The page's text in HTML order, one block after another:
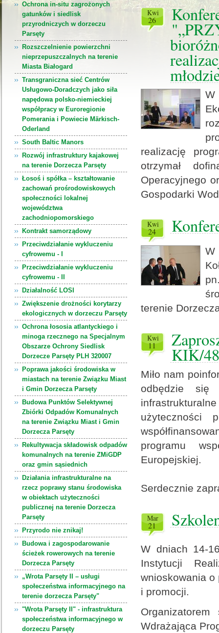
kwi
26
W
realizację
otrzymał
Operacyjnego
Gospodarki
kwi
24
terenie
kwi
11 KIK/48
Miło nam
odbędzie się
użyteczności
programu
Europejskiej.
Serdecznie
mar
21
W dniach 14-
Instytucji
wnioskowania o
i promocji.
Wdrażająca
Ochrona in-situ zagrożonych
gatunków i siedlisk
przyrodniczych w dorzeczu
Parsęty
Rozszczelnienie powierzchni
nieprzepuszczalnych na terenie
Miasta Białogard
Transgraniczna sieć Centrów
Usługowo-Doradczych jako siła
napędowa polsko-niemieckiej
współpracy w Euroregionie
Pomerania i Powiecie Märkisch-
Oderland
South Baltic Manors
Rozwój infrastruktury kajakowej
na terenie Dorzecza Parsęty
Łosoś i spółka – kształtowanie
zachowań prośrodowiskowych
społeczności lokalnej
województwa
zachodniopomorskiego
Kontrakt samorządowy
Przeciwdziałanie wykluczeniu
cyfrowemu - I
Przeciwdziałanie wykluczeniu
cyfrowemu - II
Działalność LOSI
Zwiększenie drożności korytarzy
ekologicznych w dorzeczu Parsęty
Ochrona łososia atlantyckiego i
minoga rzecznego na Specjalnym
Obszarze Ochrony Siedlisk
Dorzecze Parsęty PLH 320007
Poprawa jakości środowiska w
miastach na terenie Związku Miast
i Gmin Dorzecza Parsęty
Budowa Punktów Selektywnej
Zbiórki Odpadów Komunalnych
na terenie Związku Miast i Gmin
Dorzecza Parsęty
Rekultywacja składowisk odpadów
komunalnych na terenie ZMiGDP
oraz gmin sąsiednich
Działania infrastrukturalne na
rzecz poprawy stanu środowiska
w obiektach użyteczności
publicznej na terenie Dorzecza
Parsęty
Przyrodo nie znikaj!
Budowa i zagospodarowanie
ścieżek rowerowych na terenie
Dorzecza Parsęty
„Wrota Parsęty II – usługi
społeczeństwa informacyjnego na
terenie dorzecza Parsęty"
"Wrota Parsęty II" - infrastruktura
społeczeństwa informacyjnego w
dorzeczu Parsęty